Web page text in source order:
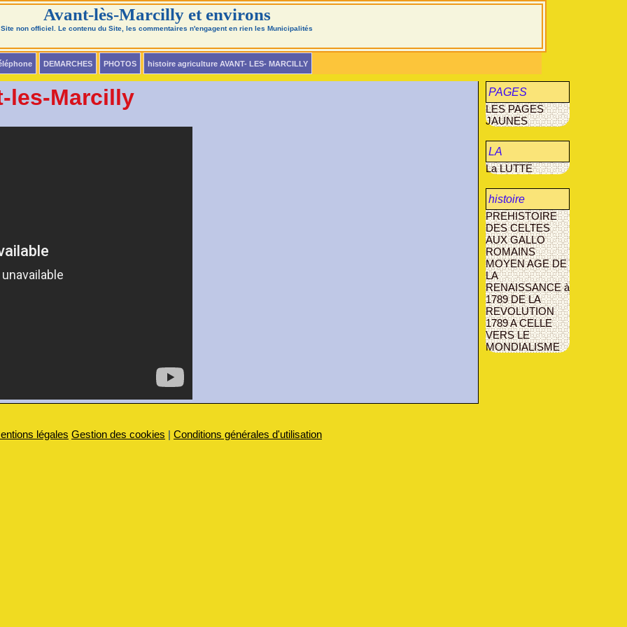
Avant-lès-Marcilly et environs
Site non officiel. Le contenu du Site, les commentaires n'engagent en rien les Municipalités
DEMARCHES PHOTOS histoire agriculture AVANT- LES- MARCILLY
PAGES
JAUNES
LES PAGES
JAUNES
LA
MUCOVISCIDOSE
La LUTTE
histoire
agriculture
AVANT- LES-
MARCILLY
PREHISTOIRE
DES CELTES
AUX GALLO
ROMAINS
MOYEN AGEDE
LA
RENAISSANCE à
1789DE LA
REVOLUTION
1789 A CELLE
VERS LE
MONDIALISME
les-Marcilly
légales Gestion des cookies | Conditions générales d'utilisation